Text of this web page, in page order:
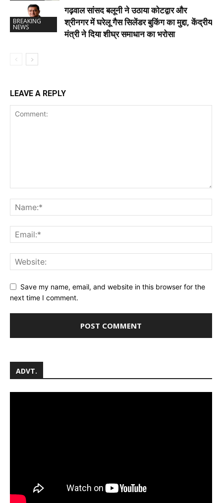
BREAKING
NEWS
गढ़वाल सांसद बलूनी ने उठाया कोटद्वार और
श्रीनगर में घरेलू गैस सिलेंडर बुकिंग का मुद्दा, केंद्रीय
मंत्री ने दिया शीघ्र समाधान का भरोसा
LEAVE A REPLY
Save my name, email, and website in this browser for the
next time I comment.
ADVT.